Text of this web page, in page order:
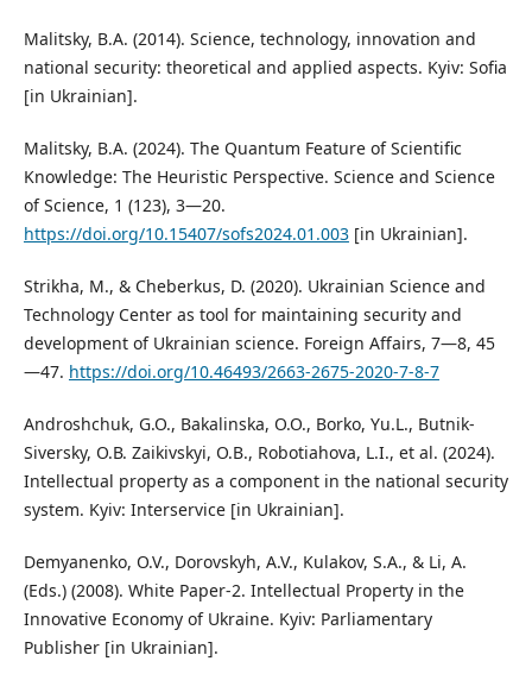
Malitsky, B.A. (2014). Science, technology, innovation and
national security: theoretical and applied aspects. Kyiv: Sofia
[in Ukrainian].
Malitsky, B.A. (2024). The Quantum Feature of Scientific
Knowledge: The Heuristic Perspective. Science and Science
of Science, 1 (123), 3—20.
https://doi.org/10.15407/sofs2024.01.003[in Ukrainian].
Strikha, M., & Cheberkus, D. (2020). Ukrainian Science and
Technology Center as tool for maintaining security and
development of Ukrainian science. Foreign Affairs, 7—8, 45
—47. https://doi.org/10.46493/2663-2675-2020-7-8-7
Androshchuk, G.O., Bakalinska, O.O., Borko, Yu.L., Butnik-
Siversky, О.В. Zaikivskyi, О.B., Robotiahova, L.І., et al. (2024).
Intellectual property as a component in the national security
system. Kyiv: Interservice [in Ukrainian].
Demyanenko, O.V., Dorovskyh, A.V., Kulakov, S.A., & Li, A.
(Eds.) (2008). White Paper-2. Intellectual Property in the
Innovative Economy of Ukraine. Kyiv: Parliamentary
Publisher [in Ukrainian].